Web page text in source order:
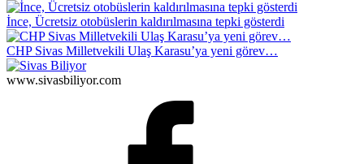
İnce, Ücretsiz otobüslerin kaldırılmasına tepki gösterdi
CHP Sivas Milletvekili Ulaş Karasu’ya yeni görev…
www.sivasbiliyor.com